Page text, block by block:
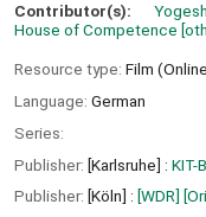
Contributor(s):
House of Competence
Resource type: Film
Language: German
Series:
Publisher: [Karlsruhe] : KIT-
Publisher: [Köln] : [WDR]